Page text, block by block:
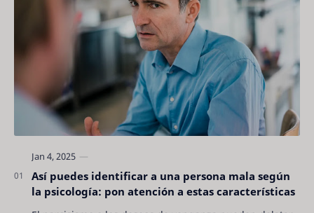
Así puedes identificar a una persona mala según
la psicología: pon atención a estas características